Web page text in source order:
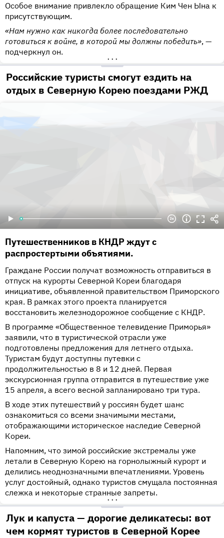
Особое внимание привлекло обращение Ким Чен Ына к
присутствующим.
«Нам нужно как никогда более последовательно
готовиться к войне, в которой мы должны победить», —
подчеркнул он.
•••
Российские туристы смогут ездить на
отдых в Северную Корею поездами РЖД
Путешественников в КНДР ждут с
распростертыми объятиями.
Граждане России получат возможность отправиться в
отпуск на курорты Северной Кореи благодаря
инициативе, объявленной правительством Приморского
края. В рамках этого проекта планируется
восстановить железнодорожное сообщение с КНДР.
В программе «Общественное телевидение Приморья»
заявили, что в туристической отрасли уже
подготовлены предложения для летнего отдыха.
Туристам будут доступны путевки с
продолжительностью в 8 и 12 дней. Первая
экскурсионная группа отправится в путешествие уже
15 апреля, а всего весной запланировано три тура.
В ходе этих путешествий у россиян будет шанс
ознакомиться со всеми значимыми местами,
отображающими историческое наследие Северной
Кореи.
Напомним, что зимой российские экстремалы уже
летали в Северную Корею на горнолыжный курорт и
делились неоднозначными впечатлениями. Уровень
услуг достойный, однако туристов смущала постоянная
слежка и некоторые странные запреты.
•••
Лук и капуста — дорогие деликатесы: вот
чем кормят туристов в Северной Корее